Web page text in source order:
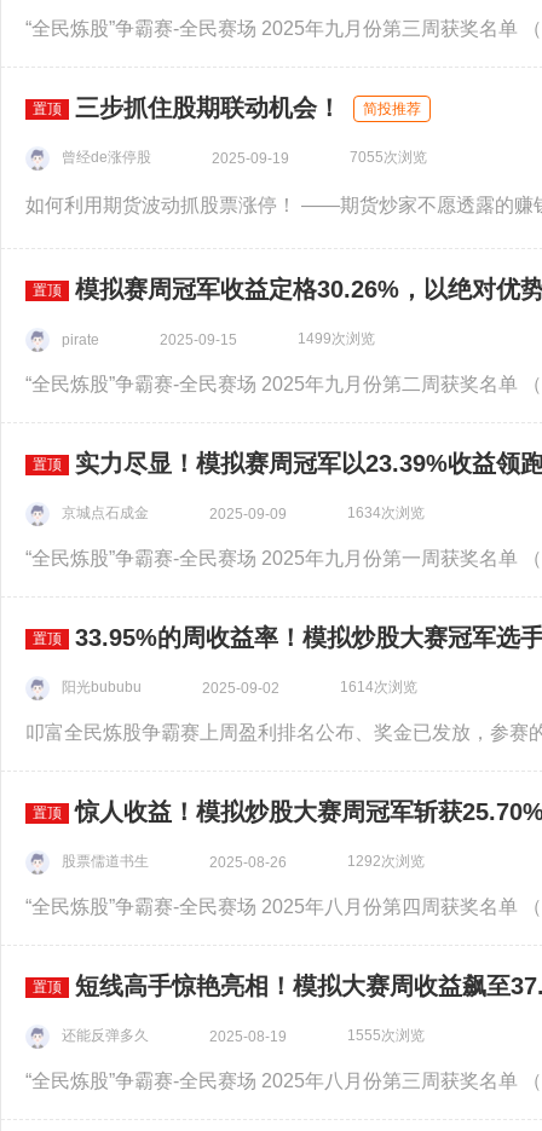
置顶 三步抓住股期联动机会！ 简投推荐
曾经de涨停股 2025-09-19 7055次浏览
置顶 模拟赛周冠军收益定格30.26%，以绝对优
pirate 2025-09-15 1499次浏览
置顶 实力尽显！模拟赛周冠军以23.39%收益领
京城点石成金 2025-09-09 1634次浏览
置顶 33.95%的周收益率！模拟炒股大赛冠军选
阳光bububu 2025-09-02 1614次浏览
置顶 惊人收益！模拟炒股大赛周冠军斩获
股票儒道书生 2025-08-26 1292次浏览
置顶 短线高手惊艳亮相！模拟大赛周收益飙至
还能反弹多久 2025-08-19 1555次浏览